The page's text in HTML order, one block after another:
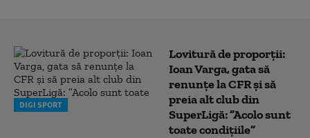
DIGI SPORT
Lovitură de proporții:
Ioan Varga, gata să
renunțe la CFR și să
preia alt club din
SuperLigă: ”Acolo sunt
toate condițiile”